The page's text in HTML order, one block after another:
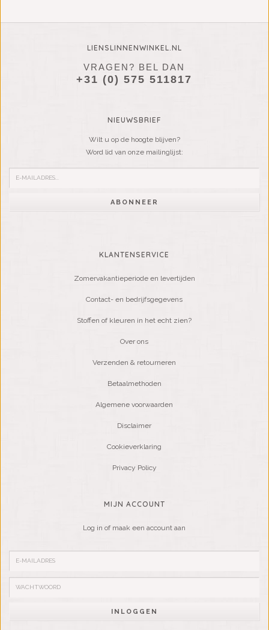
LIENSLINNENWINKEL.NL
VRAGEN? BEL DAN
+31 (0) 575 511817
NIEUWSBRIEF
Wilt u op de hoogte blijven?
Word lid van onze mailinglijst:
ABONNEER
KLANTENSERVICE
Zomervakantieperiode en levertijden
Contact- en bedrijfsgegevens
Stoffen of kleuren in het echt zien?
Over ons
Verzenden & retourneren
Betaalmethoden
Algemene voorwaarden
Disclaimer
Cookieverklaring
Privacy Policy
MIJN ACCOUNT
Log in of maak een account aan
INLOGGEN